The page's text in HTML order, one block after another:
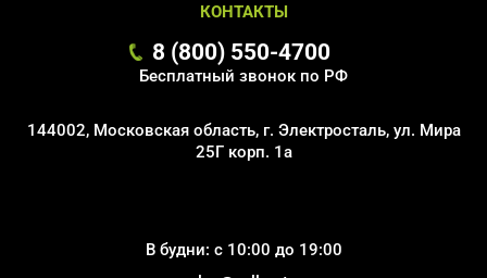
КОНТАКТЫ
8 (800) 550-4700
Бесплатный звонок по РФ
144002, Московская область, г. Электросталь, ул. Мира
25Г корп. 1а
В будни: с 10:00 до 19:00